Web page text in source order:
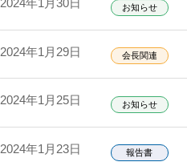
2024年1月30日 お知らせ
2024年1月29日 会長関連
2024年1月25日 お知らせ
2024年1月23日 報告書